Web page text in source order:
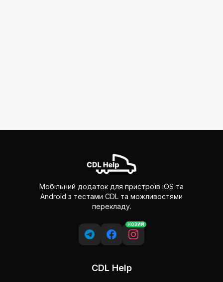
Мобільний додаток для пристроїв iOS та
Android з тестами CDL та можливостями
перекладу.
НОВИЙ
CDL Help